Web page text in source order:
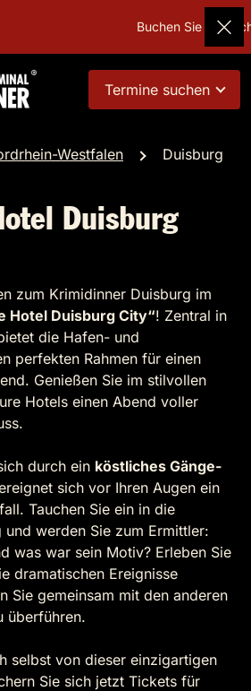
Buchen Sie
Termine suchen
Westfalen Duisburg
Duisburg
zum Krimidinner Duisburg im
Hotel Duisburg City“! Zentral in
die Hafen- und
perfekten Rahmen für einen
Genießen Sie im stilvollen
Hotels einen Abend voller
durch ein köstliches Gänge-
sich vor Ihren Augen ein
Tauchen Sie ein in die
und werden Sie zum Ermittler:
was war sein Motiv? Erleben Sie
dramatischen Ereignisse
Sie gemeinsam mit den anderen
überführen.
selbst von dieser einzigartigen
Sie sich jetzt Tickets für